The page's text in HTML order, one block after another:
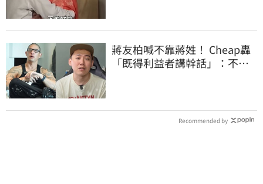
蔣友柏喊不靠蔣姓！ Cheap轟
「既得利益者講幹話」：不如
Recommended by